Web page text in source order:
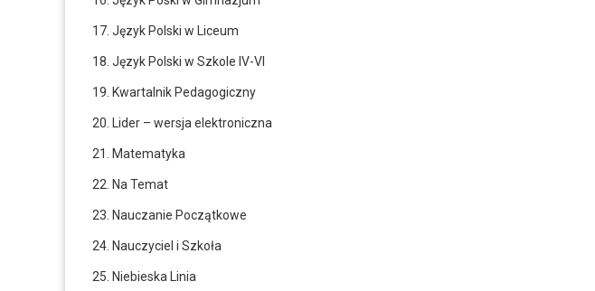
17. Język Polski w Liceum
18. Język Polski w Szkole IV-VI
19. Kwartalnik Pedagogiczny
20. Lider – wersja elektroniczna
21. Matematyka
22. Na Temat
23. Nauczanie Początkowe
24. Nauczyciel i Szkoła
25. Niebieska Linia